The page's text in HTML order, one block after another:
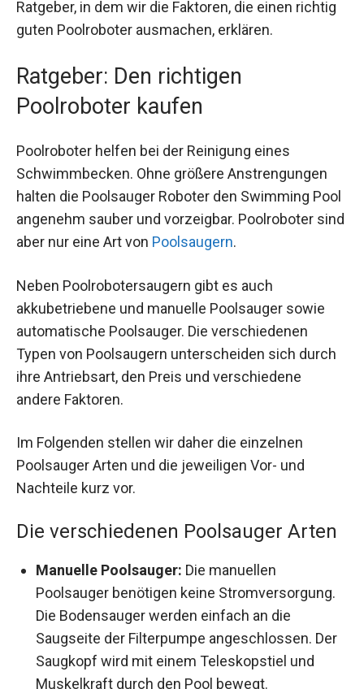
Ratgeber, in dem wir die Faktoren, die einen richtig
guten Poolroboter ausmachen, erklären.
Ratgeber: Den richtigen
Poolroboter kaufen
Poolroboter helfen bei der Reinigung eines
Schwimmbecken. Ohne größere Anstrengungen
halten die Poolsauger Roboter den Swimming Pool
angenehm sauber und vorzeigbar. Poolroboter sind
aber nur eine Art von Poolsaugern.
Neben Poolrobotersaugern gibt es auch
akkubetriebene und manuelle Poolsauger sowie
automatische Poolsauger. Die verschiedenen
Typen von Poolsaugern unterscheiden sich durch
ihre Antriebsart, den Preis und verschiedene
andere Faktoren.
Im Folgenden stellen wir daher die einzelnen
Poolsauger Arten und die jeweiligen Vor- und
Nachteile kurz vor.
Die verschiedenen Poolsauger Arten
Manuelle Poolsauger: Die manuellen
Poolsauger benötigen keine Stromversorgung.
Die Bodensauger werden einfach an die
Saugseite der Filterpumpe angeschlossen. Der
Saugkopf wird mit einem Teleskopstiel und
Muskelkraft durch den Pool bewegt.